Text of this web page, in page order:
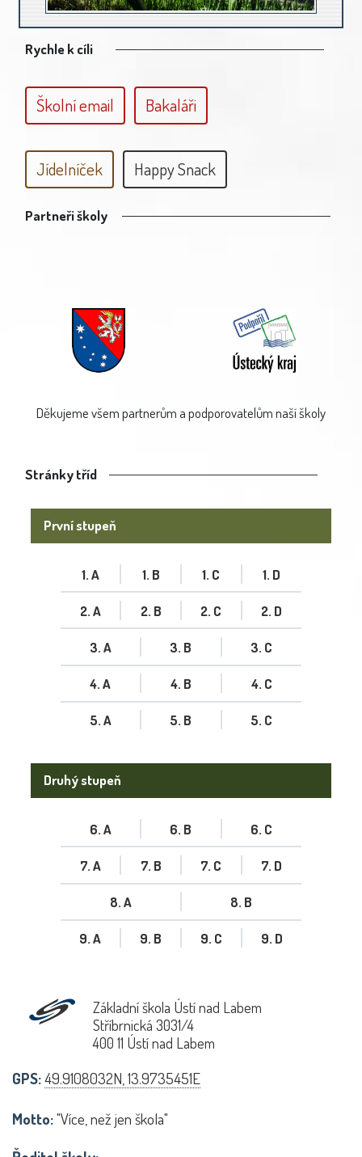
Rychle k cíli
Školní email Bakaláři
Jídelníček Happy Snack
Partneři školy
Děkujeme všem partnerům a podporovatelům naší školy
Stránky tříd
První stupeň
1. A 1. B 1. C 1. D
2. A 2. B 2. C 2. D
3. A 3. B 3. C
4. A 4. B 4. C
5. A 5. B 5. C
Druhý stupeň
6. A 6. B 6. C
7. A 7. B 7. C 7. D
8. A 8. B
9. A 9. B 9. C 9. D
Základní škola Ústí nad Labem
Stříbrnická 3031/4
400 11 Ústí nad Labem
GPS:49.9108032N, 13.9735451E
Motto:"Více, než jen škola"